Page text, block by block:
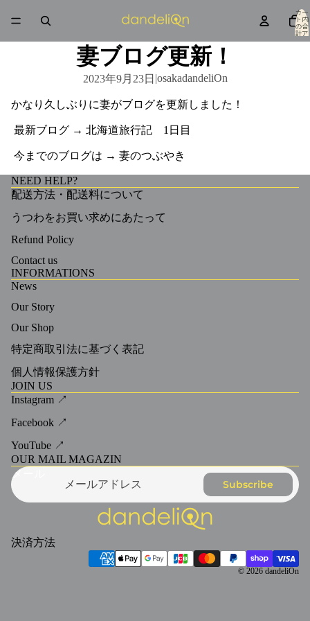
カー
ト内
の合
計ア
イテ
妻ブログ更新！
2023年9月23日 |osakadandeliOn
かなり久しぶりに妻がブログを更新しました！
最新ブログ → 北海道旅行記 1日目
今までのブログは → 妻のつぶやき
NEED HELP?
配送方法・配送料について
うつわをお買い求めにあたって
Refund Policy
Contact us
INFORMATIONS
News
Our Story
Our Shop
特定商取引法に基づく表記
個人情報保護方針
JOIN US
Instagram ↗
Facebook ↗
YouTube ↗
OUR MAIL MAGAZIN
メール
Subscribe
決済方法
© 2026 dandeliOn